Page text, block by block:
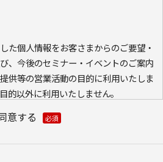
た個人情報をお客さまからのご要望・
、今後のセミナー・イベントのご案内
供等の営業活動の目的に利用いたしま
的以外に利用いたしません。
て、ウェブアクセス履歴を取得する
意する